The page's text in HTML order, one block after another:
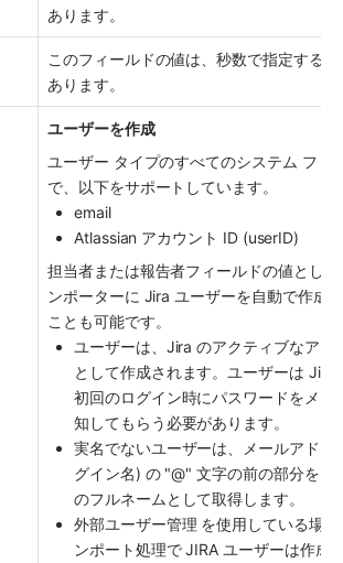
あります。
このフィールドの値は、秒数で指定する必
あります。
ユーザーを作成
ユーザー タイプのすべてのシステム フィ
で、以下をサポートしています。
email
Atlassian アカウント ID (userID)
担当者または報告者フィールドの値として
ンポーターに Jira ユーザーを自動で作成
ことも可能です。
ユーザーは、Jira のアクティブなアカ
として作成されます。ユーザーは Jira
初回のログイン時にパスワードをメー
知してもらう必要があります。
実名でないユーザーは、メールアドレ
グイン名) の "@" 文字の前の部分を
のフルネームとして取得します。
外部ユーザー管理 を使用している場合
ンポート処理で JIRA ユーザーは作成